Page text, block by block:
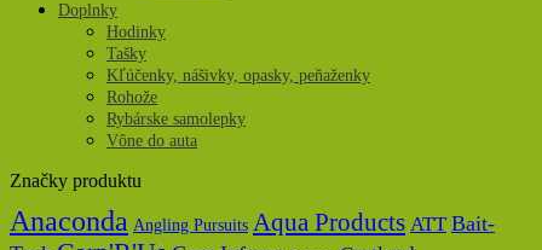
Doplnky
Hodinky
Tašky
Kľúčenky, nášivky, opasky, peňaženky
Rohože
Rybárske samolepky
Vône do auta
Značky produktu
Anaconda Angling Pursuits Aqua Products ATT Bait-